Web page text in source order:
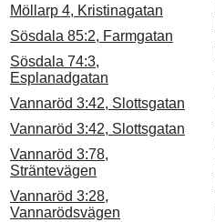
Möllarp 4, Kristinagatan
Sösdala 85:2, Farmgatan
Sösdala 74:3,
Esplanadgatan
Vannaröd 3:42, Slottsgatan
Vannaröd 3:42, Slottsgatan
Vannaröd 3:78,
Sträntevägen
Vannaröd 3:28,
Vannarödsvägen